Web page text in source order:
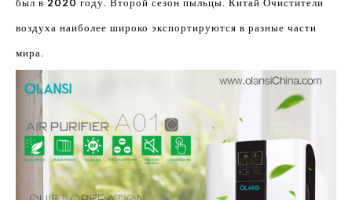
был в 2020 году. Второй сезон пыльцы. Китай Очистители
воздуха наиболее широко экспортируются в разные части
мира.